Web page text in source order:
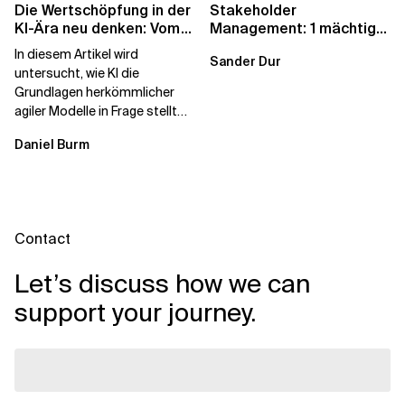
Die Wertschöpfung in der
KI-Ära neu denken: Vom
agilen Altbestand zu...
In diesem Artikel wird
untersucht, wie KI die
Grundlagen herkömmlicher
agiler Modelle in Frage stellt
Betriebsmodell...
Daniel Burm
Stakeholder
Management: 1 mächtige
Sander Dur
Contact
Let’s discuss how we can
support your journey.